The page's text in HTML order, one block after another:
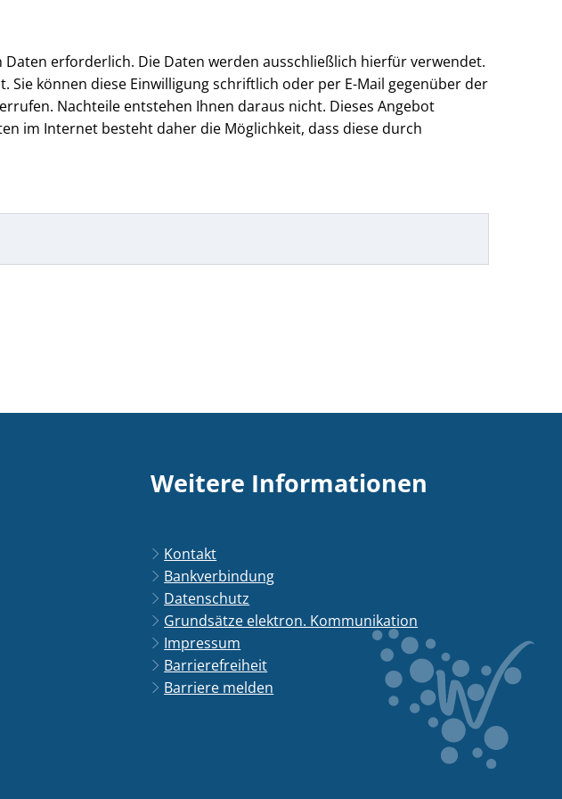
erforderlich. Die Daten werden ausschließlich hierfür verwendet.
können diese Einwilligung schriftlich oder per E-Mail gegenüber der
Nachteile entstehen Ihnen daraus nicht. Dieses Angebot
im Internet besteht daher die Möglichkeit, dass diese durch
Weitere Informationen
Kontakt
Bankverbindung
Datenschutz
Grundsätze elektron. Kommunikation
Impressum
Barrierefreiheit
Barriere melden